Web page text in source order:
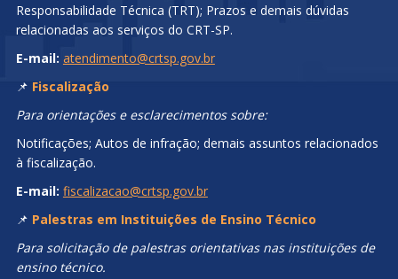
Responsabilidade Técnica (TRT); Prazos e demais dúvidas
relacionadas aos serviços do CRT-SP.
E-mail: atendimento@crtsp.gov.br
📌 Fiscalização
Para orientações e esclarecimentos sobre:
Notificações; Autos de infração; demais assuntos relacionados
à fiscalização.
E-mail: fiscalizacao@crtsp.gov.br
📌 Palestras em Instituições de Ensino Técnico
Para solicitação de palestras orientativas nas instituições de
ensino técnico.